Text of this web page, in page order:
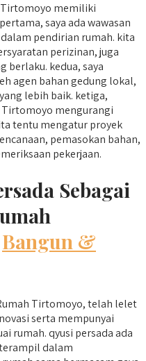
Tirtomoyo memiliki
saya ada wawasan
pendirian rumah. kita
perizinan, juga
berlaku. kedua, saya
agen bahan gedung lokal,
lebih baik. ketiga,
mengurangi
tentu mengatur proyek
pemasokan bahan,
pekerjaan.
Sebagai
Bangun &
Tirtomoyo, telah lelet
serta mempunyai
rumah. qyusi persada ada
dalam